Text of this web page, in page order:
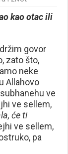
kao otac ili
govor
zato što,
neke
Allahovo
ve
ve sellem,
će ti
ve sellem,
pa